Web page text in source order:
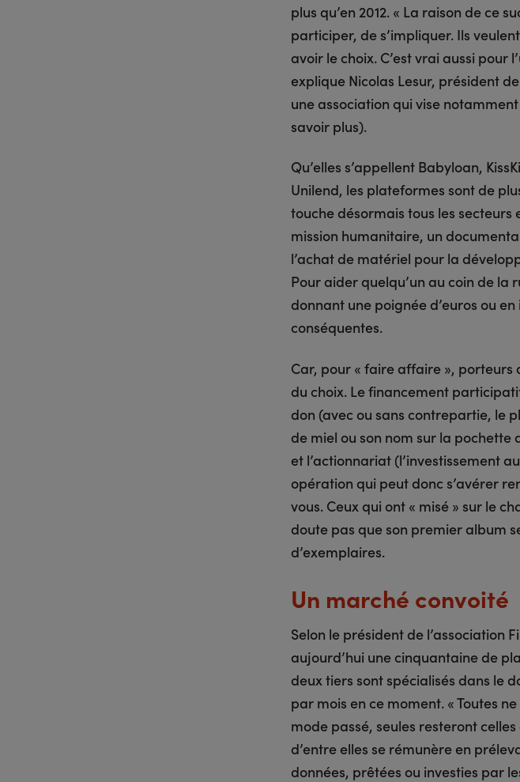
plus qu’en 2012. « La raison de ce
participer, de s’impliquer. Ils
avoir le choix. C’est vrai aussi pour
explique Nicolas Lesur, président de
une association qui vise
savoir plus).
Qu’elles s’appellent Babyloan,
Unilend, les plateformes sont de
touche désormais tous les
mission humanitaire, un
l’achat de matériel pour la
Pour aider quelqu’un au coin de la
donnant une poignée d’euros ou
conséquentes.
Car, pour « faire affaire »,
du choix. Le financement
don (avec ou sans contrepartie, le
de miel ou son nom sur la pochette
et l’actionnariat (l’investissement
opération qui peut donc s’avérer
vous. Ceux qui ont « misé » sur le
doute pas que son premier album
d’exemplaires.
Un marché convoité
Selon le président de l’association
aujourd’hui une cinquantaine de
deux tiers sont spécialisés dans le
par mois en ce moment. « Toutes
mode passé, seules resteront
d’entre elles se rémunère en
données, prêtées ou investies par